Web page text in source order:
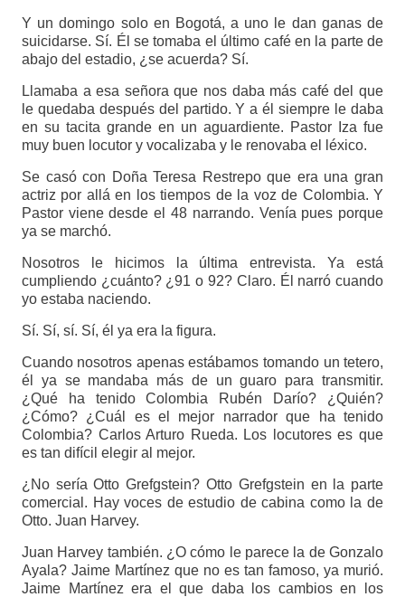
Y un domingo solo en Bogotá, a uno le dan ganas de
suicidarse. Sí. Él se tomaba el último café en la parte de
abajo del estadio, ¿se acuerda? Sí.
Llamaba a esa señora que nos daba más café del que
le quedaba después del partido. Y a él siempre le daba
en su tacita grande en un aguardiente. Pastor Iza fue
muy buen locutor y vocalizaba y le renovaba el léxico.
Se casó con Doña Teresa Restrepo que era una gran
actriz por allá en los tiempos de la voz de Colombia. Y
Pastor viene desde el 48 narrando. Venía pues porque
ya se marchó.
Nosotros le hicimos la última entrevista. Ya está
cumpliendo ¿cuánto? ¿91 o 92? Claro. Él narró cuando
yo estaba naciendo.
Sí. Sí, sí. Sí, él ya era la figura.
Cuando nosotros apenas estábamos tomando un tetero,
él ya se mandaba más de un guaro para transmitir.
¿Qué ha tenido Colombia Rubén Darío? ¿Quién?
¿Cómo? ¿Cuál es el mejor narrador que ha tenido
Colombia? Carlos Arturo Rueda. Los locutores es que
es tan difícil elegir al mejor.
¿No sería Otto Grefgstein? Otto Grefgstein en la parte
comercial. Hay voces de estudio de cabina como la de
Otto. Juan Harvey.
Juan Harvey también. ¿O cómo le parece la de Gonzalo
Ayala? Jaime Martínez que no es tan famoso, ya murió.
Jaime Martínez era el que daba los cambios en los